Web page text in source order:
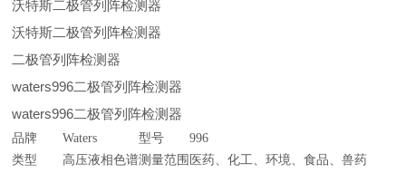
沃特斯二极管列阵检测器
沃特斯二极管列阵检测器
二极管列阵检测器
waters996二极管列阵检测器
waters996二极管列阵检测器
品牌 Waters 型号
996
类型
高压液相色谱测量范围 医药、化工、环境、食品、兽药